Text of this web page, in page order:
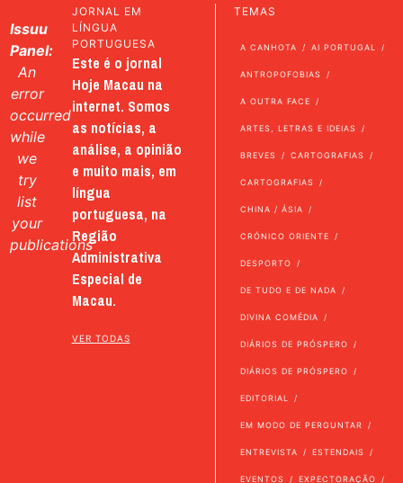
Issuu
Panel:
An
error
occurred
while
we
try
list
your
publications
JORNAL EM
LÍNGUA
PORTUGUESA
Este é o jornal
Hoje Macau na
internet. Somos
as notícias, a
análise, a opinião
e muito mais, em
língua
portuguesa, na
Região
Administrativa
Especial de
Macau.
VER TODAS
TEMAS
A CANHOTA AI PORTUGAL
ANTROPOFOBIAS
A OUTRA FACE
ARTES, LETRAS E IDEIAS
BREVES CARTOGRAFIAS
CARTOGRAFIAS
CHINA / ÁSIA
CRÓNICO ORIENTE
DESPORTO
DE TUDO E DE NADA
DIVINA COMÉDIA
DIÁRIOS DE PRÓSPERO
DIÁRIOS DE PRÓSPERO
EDITORIAL
EM MODO DE PERGUNTAR
ENTREVISTA ESTENDAIS
EVENTOS EXPECTORAÇÃO